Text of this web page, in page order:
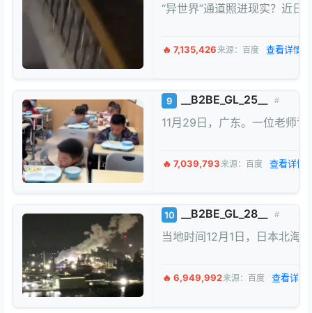
“异世界”通道照进现实？近
🔥 7,135,426来源：百度 查看详情
9 __B2BE_GL_25__ #
11月29日，广东。一位老师
🔥 7,039,793来源：百度 查看详情
10 __B2BE_GL_28__ #
当地时间12月1日，日本北海
🔥 6,949,992来源：百度 查看详